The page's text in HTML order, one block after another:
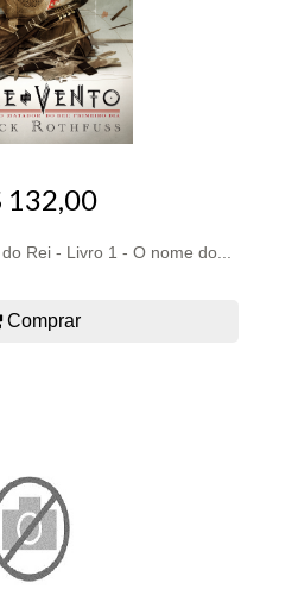
132,00
Rei - Livro 1 - O nome do...
Comprar